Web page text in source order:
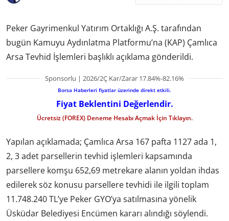
Peker Gayrimenkul Yatırım Ortaklığı A.Ş. tarafından
bugün Kamuyu Aydınlatma Platformu’na (KAP) Çamlıca
Arsa Tevhid İşlemleri başlıklı açıklama gönderildi.
Sponsorlu | 2026/2Ç Kar/Zarar 17.84%-82.16%
Borsa Haberleri fiyatlar üzerinde direkt etkili.
Fiyat Beklentini Değerlendir.
Ücretsiz (FOREX) Deneme Hesabı Açmak İçin Tıklayın.
Yapılan açıklamada; Çamlıca Arsa 167 pafta 1127 ada 1,
2, 3 adet parsellerin tevhid işlemleri kapsamında
parsellere komşu 652,69 metrekare alanın yoldan ihdas
edilerek söz konusu parsellere tevhidi ile ilgili toplam
11.748.240 TL’ye Peker GYO’ya satılmasına yönelik
Üsküdar Belediyesi Encümen kararı alındığı söylendi.